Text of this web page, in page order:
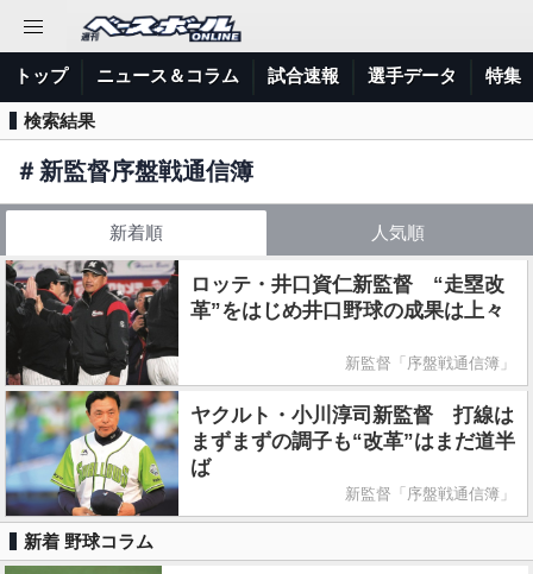
トップ ニュース＆コラム 試合速報 選手データ 特集
検索結果
＃ 新監督序盤戦通信簿
新着順 人気順
ロッテ・井口資仁新監督 “走塁改
革”をはじめ井口野球の成果は上々
新監督「序盤戦通信簿」
ヤクルト・小川淳司新監督 打線は
まずまずの調子も“改革”はまだ道半
ば
新監督「序盤戦通信簿」
新着 野球コラム